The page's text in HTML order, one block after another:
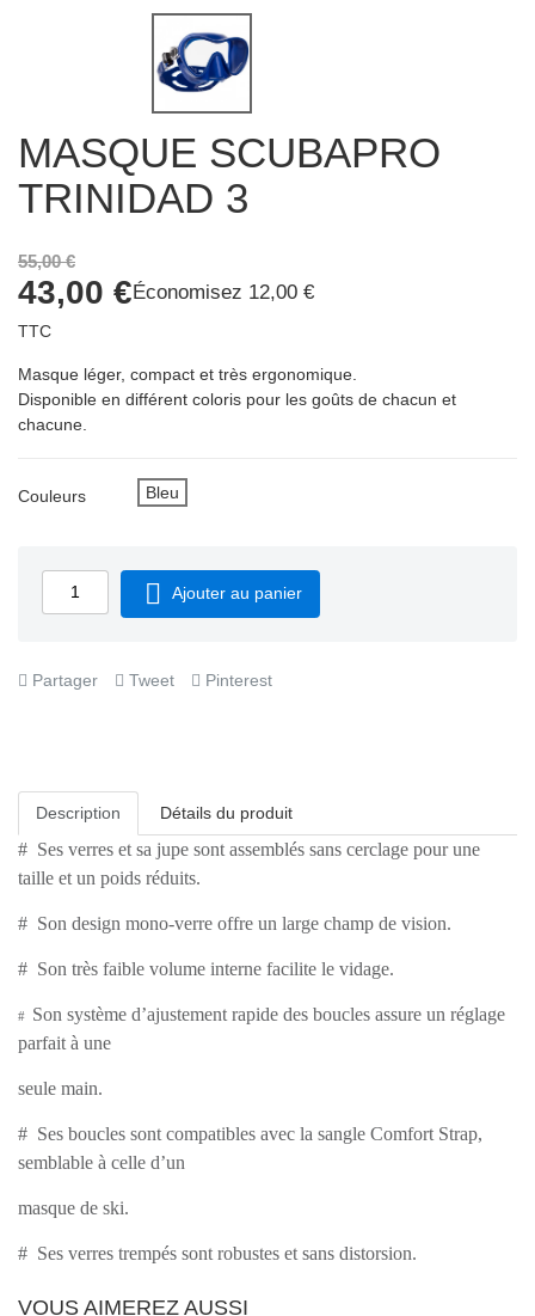
MASQUE SCUBAPRO
TRINIDAD 3
55,00 €
43,00 €Économisez 12,00 €
TTC
Masque léger, compact et très ergonomique.
Disponible en différent coloris pour les goûts de chacun et
chacune.
Couleurs Bleu
 Ajouter au panier
Partager Tweet Pinterest
Description Détails du produit
# Ses verres et sa jupe sont assemblés sans cerclage pour une
taille et un poids réduits.
# Son design mono-verre offre un large champ de vision.
# Son très faible volume interne facilite le vidage.
# Son système d’ajustement rapide des boucles assure un réglage
parfait à une
seule main.
# Ses boucles sont compatibles avec la sangle Comfort Strap,
semblable à celle d’un
masque de ski.
# Ses verres trempés sont robustes et sans distorsion.
VOUS AIMEREZ AUSSI